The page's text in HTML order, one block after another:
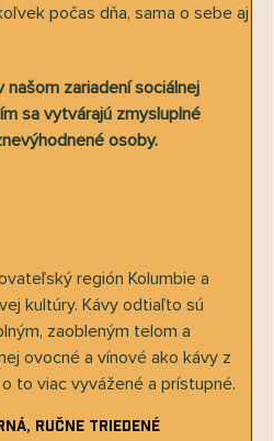
počas dňa, sama o sebe aj
našom zariadení sociálnej
sa vytvárajú zmysluplné
osoby.
región Kolumbie a
kultúry. Kávy odtiaľto sú
zaobleným telom a
ovocné a vínové ako kávy z
to viac vyvážené a prístupné.
ručne triedené